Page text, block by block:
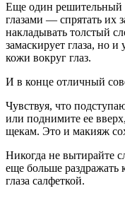
Еще один решительный
глазами — спрятать их
накладывать толстый
замаскирует глаза, но
кожи вокруг глаз.
И в конце отличный
Чувствуя, что
или поднимите ее
щекам. Это и макияж
Никогда не вытирайте
еще больше раздражать
глаза салфеткой.